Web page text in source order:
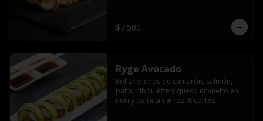
$7.500
Ryge Avocado
Rolls rellenos de camarón, salmón,
palta, ciboulette y queso envuelto en
nori y palta sin arroz. 8 cortes